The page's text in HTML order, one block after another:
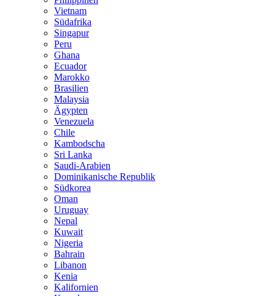
Vietnam
Südafrika
Singapur
Peru
Ghana
Ecuador
Marokko
Brasilien
Malaysia
Ägypten
Venezuela
Chile
Kambodscha
Sri Lanka
Saudi-Arabien
Dominikanische Republik
Südkorea
Oman
Uruguay
Nepal
Kuwait
Nigeria
Bahrain
Libanon
Kenia
Kalifornien